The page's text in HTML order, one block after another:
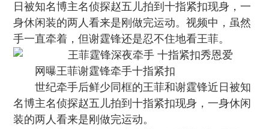
日被知名博主名侦探赵五儿拍到十指紧扣现身，一
身休闲装的两人看来是刚做完运动。视频中，虽然
手一直牵着，但谢霆锋还是忍不住地看王菲。
网曝王菲谢霆锋牵手十指紧扣
世纪牵手后鲜少同框的王菲和谢霆锋近日被知
名博主名侦探赵五儿拍到十指紧扣现身，一身休闲
装的两人看来是刚做完运动。